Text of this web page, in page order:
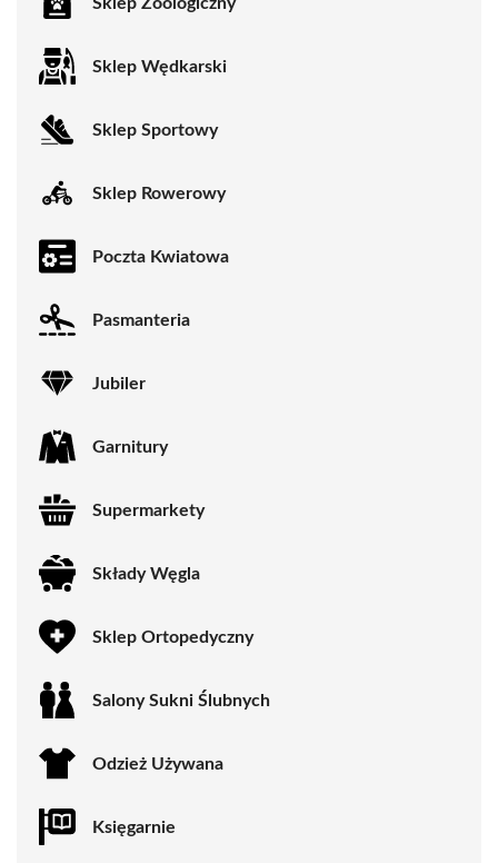
Sklep Wędkarski
Sklep Sportowy
Sklep Rowerowy
Poczta Kwiatowa
Pasmanteria
Jubiler
Garnitury
Supermarkety
Składy Węgla
Sklep Ortopedyczny
Salony Sukni Ślubnych
Odzież Używana
Księgarnie